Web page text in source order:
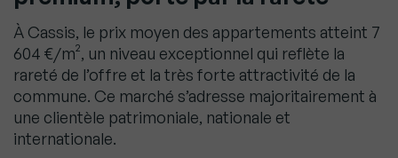
À Cassis, le prix moyen des appartements atteint 7
604 €/m², un niveau exceptionnel qui reflète la
rareté de l’offre et la très forte attractivité de la
commune. Ce marché s’adresse majoritairement à
une clientèle patrimoniale, nationale et
internationale.